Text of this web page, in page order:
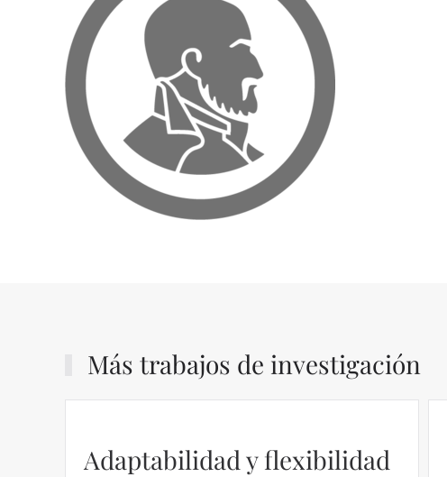
Más trabajos de investigación
Adaptabilidad y flexibilidad